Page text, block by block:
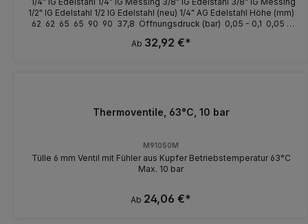
1/2" IG Edelstahl 1/2 IG Edelstahl (neu) 1/4" AG Edelstahl Höhe (mm)
62 62 65 65 90 90 37,8 Öffnungsdruck (bar) 0,05 - 0,1 0,05 -
400 150 400 150 400 400 400 Temperatur (°C) 90 90 90 90
Ab 32,92 €*
Thermoventile, 63°C, 10 bar
M91050M
Tülle 6 mm Ventil mit Fühler aus Kupfer Betriebstemperatur 63°C
Max. 10 bar
Ab 24,06 €*